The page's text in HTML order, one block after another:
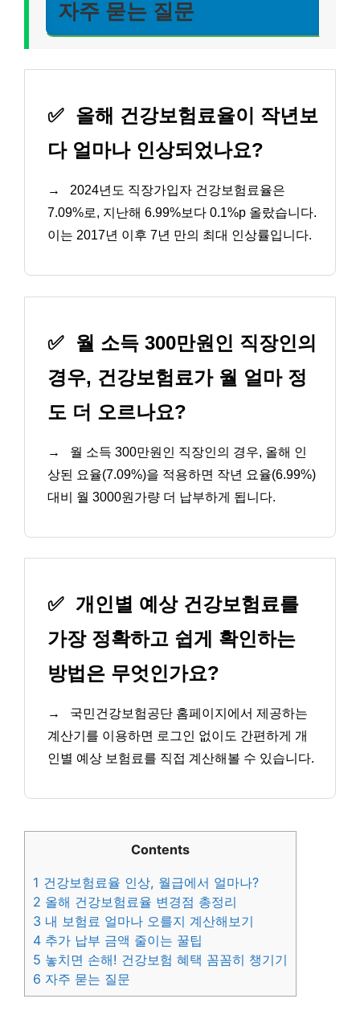
자주 묻는 질문
✅ 올해 건강보험료율이 작년보
다 얼마나 인상되었나요?
→
2024년도 직장가입자 건강보험료율은
7.09%로, 지난해 6.99%보다 0.1%p 올랐습니다.
이는 2017년 이후 7년 만의 최대 인상률입니다.
✅
월 소득 300만원인 직장인의
경우, 건강보험료가 월 얼마 정
도 더 오르나요?
→
월 소득 300만원인 직장인의 경우, 올해 인
상된 요율(7.09%)을 적용하면 작년 요율(6.99%)
대비 월 3000원가량 더 납부하게 됩니다.
✅ 개인별 예상 건강보험료를
가장 정확하고 쉽게 확인하는
방법은 무엇인가요?
→
국민건강보험공단 홈페이지에서 제공하는
계산기를 이용하면 로그인 없이도 간편하게 개
인별 예상 보험료를 직접 계산해볼 수 있습니다.
Contents
1 건강보험료율 인상, 월급에서 얼마나?
2 올해 건강보험료율 변경점 총정리
3 내 보험료 얼마나 오를지 계산해보기
4 추가 납부 금액 줄이는 꿀팁
5 놓치면 손해! 건강보험 혜택 꼼꼼히 챙기기
6 자주 묻는 질문